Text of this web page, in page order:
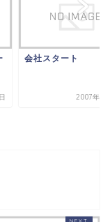
会社スタート
2007年1